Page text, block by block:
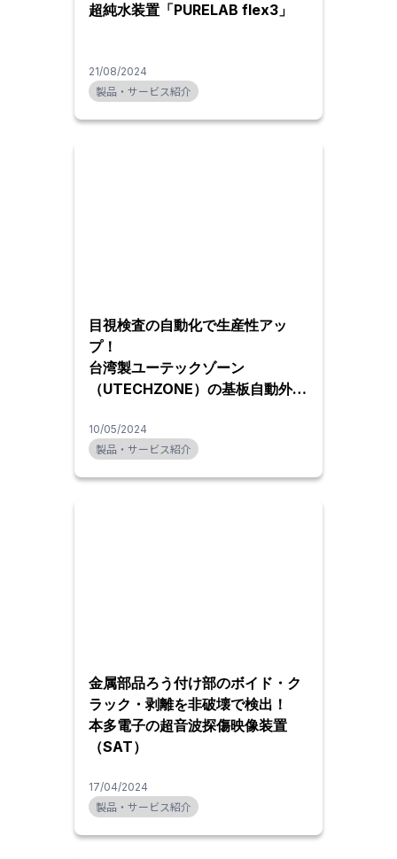
超純水装置「PURELAB flex3」
21/08/2024
製品・サービス紹介
目視検査の自動化で生産性アッ
プ！
台湾製ユーテックゾーン
（UTECHZONE）の基板自動外観
10/05/2024
製品・サービス紹介
金属部品ろう付け部のボイド・ク
ラック・剥離を非破壊で検出！
本多電子の超音波探傷映像装置
（SAT）
17/04/2024
製品・サービス紹介